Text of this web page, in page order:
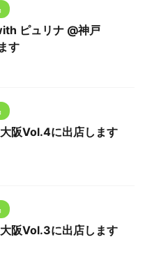
ピュリナ @神戸
す
阪Vol.4に出店します
阪Vol.3に出店します